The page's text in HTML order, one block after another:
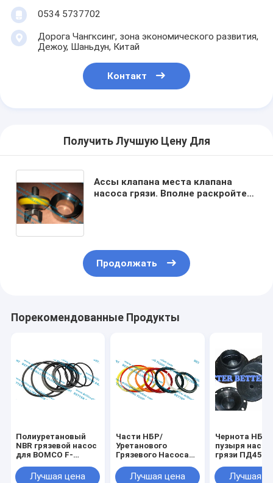
0534 5737702
Дорога Чангксинг, зона экономического развития,
Дежоу, Шаньдун, Китай
Контакт
Получить Лучшую Цену Для
Ассы клапана места клапана
насоса грязи. Вполне раскройте
Продолжать
Порекомендованные Продукты
Полиуретановый
NBR грязевой насос
для BOMCO F-
Запад 5000psi
Лучшая цена
Части НБР/
Уретанового
Грязевого Насоса
1600/F-1300 Юго-
Лучшая цена
Чернота НБР
пузыря
грязи ПД45/
ЭМСКО ФБ-
Лучшая